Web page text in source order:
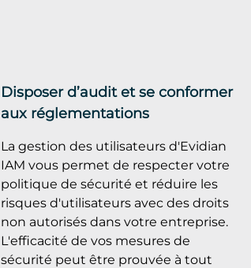
Disposer d’audit et se conformer
aux réglementations
La gestion des utilisateurs d'Evidian
IAM vous permet de respecter votre
politique de sécurité et réduire les
risques d'utilisateurs avec des droits
non autorisés dans votre entreprise.
L'efficacité de vos mesures de
sécurité peut être prouvée à tout